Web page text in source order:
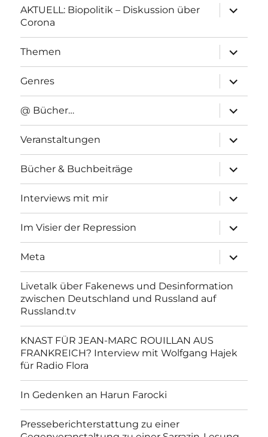
AKTUELL: Biopolitik – Diskussion über
Corona
anzeigen
Themen
anzeigen
Genres
anzeigen
@ Bücher…
anzeigen
Veranstaltungen
anzeigen
Bücher & Buchbeiträge
anzeigen
Interviews mit mir
anzeigen
Im Visier der Repression
anzeigen
Meta
anzeigen
Livetalk über Fakenews und Desinformation
zwischen Deutschland und Russland auf
Russland.tv
KNAST FÜR JEAN-MARC ROUILLAN AUS
FRANKREICH? Interview mit Wolfgang Hajek
für Radio Flora
In Gedenken an Harun Farocki
Presseberichterstattung zu einer